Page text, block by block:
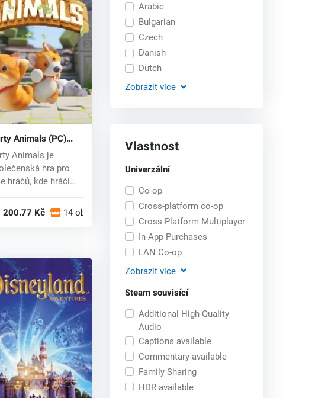
Animals (PC)
Animals je
hra pro
hráčů, kde hráči
200.77 Kč 14 obchodech
Arabic
Bulgarian
Czech
Danish
Dutch
Zobrazit více
Vlastnost
Univerzální
Co-op
Cross-platform co-op
Cross-Platform Multiplayer
In-App Purchases
LAN Co-op
Zobrazit více
Steam souvisící
Additional High-Quality
Audio
Captions available
Commentary available
Family Sharing
HDR available